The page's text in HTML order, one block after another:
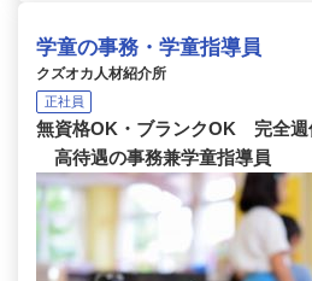
学童の事務・学童指導員
クズオカ人材紹介所
正社員
無資格OK・ブランクOK 完全週
高待遇の事務兼学童指導員